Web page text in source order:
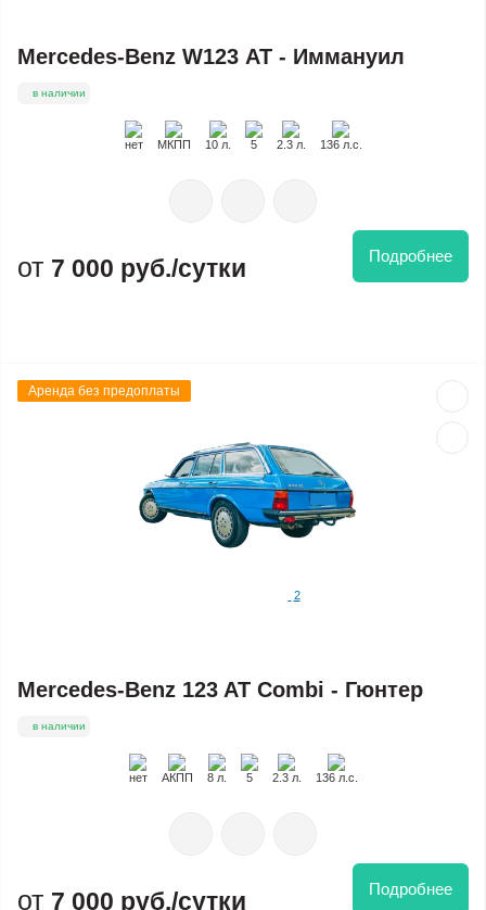
Mercedes-Benz W123 АТ - Иммануил
в наличии
нет МКПП 10 л. 5 2.3 л. 136 л.с.
7 000 руб./сутки Подробнее
Аренда без предоплаты
2
Mercedes-Benz 123 AT Combi - Гюнтер
в наличии
нет АКПП 8 л. 5 2.3 л. 136 л.с.
7 000 руб./сутки Подробнее